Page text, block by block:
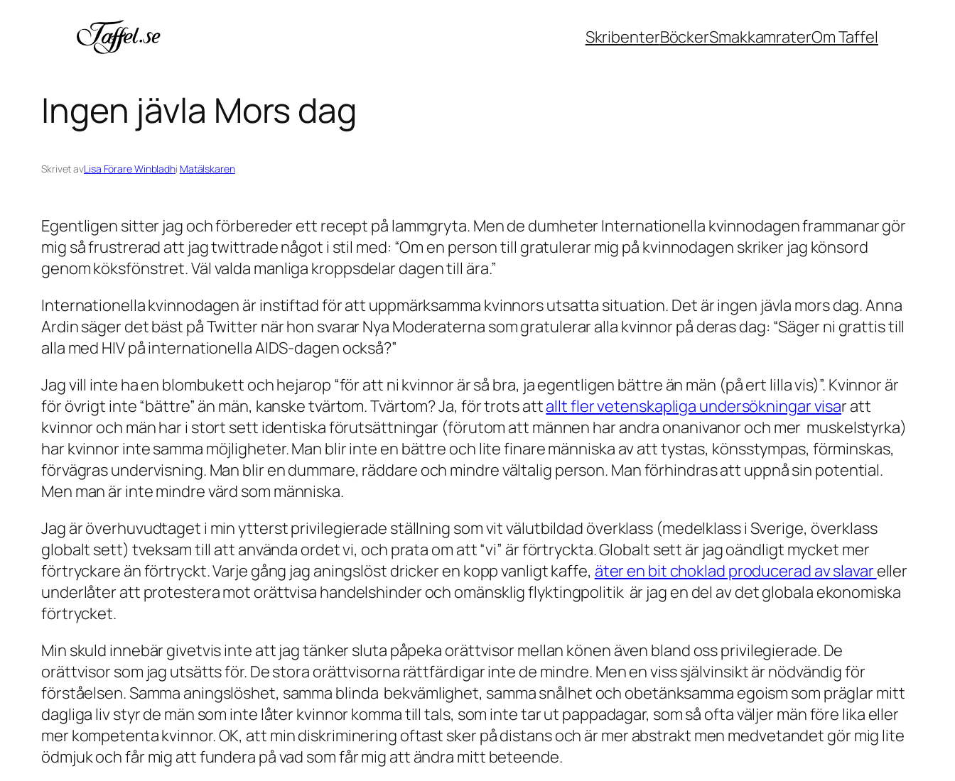
SkribenterBöckerSmakkamraterOm Taffel
Ingen jävla Mors dag
Skrivet avLisa Förare Winbladhi Matälskaren
Egentligen sitter jag och förbereder ett recept på lammgryta. Men de dumheter Internationella kvinnodagen frammanar gör
mig så frustrerad att jag twittrade något i stil med: “Om en person till gratulerar mig på kvinnodagen skriker jag könsord
genom köksfönstret. Väl valda manliga kroppsdelar dagen till ära.”
Internationella kvinnodagen är instiftad för att uppmärksamma kvinnors utsatta situation. Det är ingen jävla mors dag. Anna
Ardin säger det bäst på Twitter när hon svarar Nya Moderaterna som gratulerar alla kvinnor på deras dag: “Säger ni grattis till
alla med HIV på internationella AIDS-dagen också?”
Jag vill inte ha en blombukett och hejarop “för att ni kvinnor är så bra, ja egentligen bättre än män (på ert lilla vis)”. Kvinnor är
för övrigt inte “bättre” än män, kanske tvärtom. Tvärtom? Ja, för trots attallt fler vetenskapliga undersökningar visar att
kvinnor och män har i stort sett identiska förutsättningar (förutom att männen har andra onanivanor och mer muskelstyrka)
har kvinnor inte samma möjligheter. Man blir inte en bättre och lite finare människa av att tystas, könsstympas, förminskas,
förvägras undervisning. Man blir en dummare, räddare och mindre vältalig person. Man förhindras att uppnå sin potential.
Men man är inte mindre värd som människa.
Jag är överhuvudtaget i min ytterst privilegierade ställning som vit välutbildad överklass (medelklass i Sverige, överklass
globalt sett) tveksam till att använda ordet vi, och prata om att “vi” är förtryckta. Globalt sett är jag oändligt mycket mer
förtryckare än förtryckt. Varje gång jag aningslöst dricker en kopp vanligt kaffe, äter en bit choklad producerad av slavareller
underlåter att protestera mot orättvisa handelshinder och omänsklig flyktingpolitik är jag en del av det globala ekonomiska
förtrycket.
Min skuld innebär givetvis inte att jag tänker sluta påpeka orättvisor mellan könen även bland oss privilegierade. De
orättvisor som jag utsätts för. De stora orättvisorna rättfärdigar inte de mindre. Men en viss självinsikt är nödvändig för
förståelsen. Samma aningslöshet, samma blinda bekvämlighet, samma snålhet och obetänksamma egoism som präglar mitt
dagliga liv styr de män som inte låter kvinnor komma till tals, som inte tar ut pappadagar, som så ofta väljer män före lika eller
mer kompetenta kvinnor. OK, att min diskriminering oftast sker på distans och är mer abstrakt men medvetandet gör mig lite
ödmjuk och får mig att fundera på vad som får mig att ändra mitt beteende.